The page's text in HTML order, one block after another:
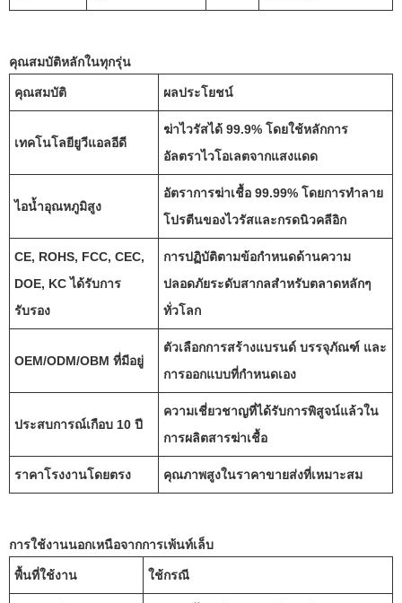
คุณสมบัติหลักในทุกรุ่น
คุณสมบัติ ผลประโยชน์
เทคโนโลยียูวีแอลอีดี
ฆ่าไวรัสได้ 99.9% โดยใช้หลักการ
อัลตราไวโอเลตจากแสงแดด
ไอน้ำอุณหภูมิสูง
อัตราการฆ่าเชื้อ 99.99% โดยการทำลาย
โปรตีนของไวรัสและกรดนิวคลีอิก
CE, ROHS, FCC, CEC,
DOE, KC ได้รับการ
รับรอง
การปฏิบัติตามข้อกำหนดด้านความ
ปลอดภัยระดับสากลสำหรับตลาดหลักๆ
ทั่วโลก
OEM/ODM/OBM ที่มีอยู่
ตัวเลือกการสร้างแบรนด์ บรรจุภัณฑ์ และ
การออกแบบที่กำหนดเอง
ประสบการณ์เกือบ 10 ปี
ความเชี่ยวชาญที่ได้รับการพิสูจน์แล้วใน
การผลิตสารฆ่าเชื้อ
ราคาโรงงานโดยตรง คุณภาพสูงในราคาขายส่งที่เหมาะสม
การใช้งานนอกเหนือจากการเพ้นท์เล็บ
พื้นที่ใช้งาน ใช้กรณี